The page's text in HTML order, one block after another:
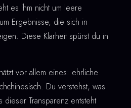
es ihm nicht um leere
Ergebnisse, die sich in
Diese Klarheit spürst du in
vor allem eines: ehrliche
Du verstehst, was
dieser Transparenz entsteht